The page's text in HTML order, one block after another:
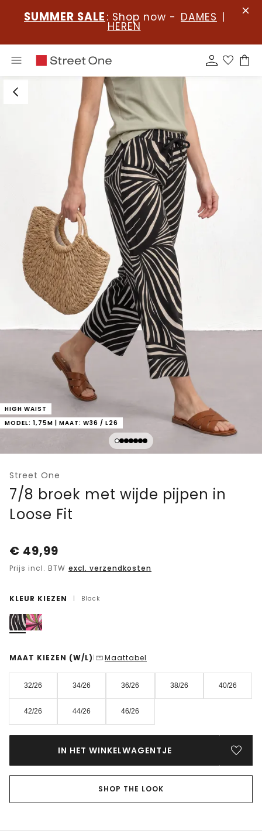
SUMMER SALE : Shop now - DAMES |
HEREN
HIGH WAIST
MODEL: 1,75M | MAAT: W36 / L26
Street One
7/8 broek met wijde pijpen in
Loose Fit
€ 49,99
Prijs incl. BTW excl. verzendkosten
KLEUR KIEZEN | Black
MAAT KIEZEN (W/L) | Maattabel
32/26 34/26 36/26 38/26 40/26
42/26 44/26 46/26
IN HET WINKELWAGENTJE
SHOP THE LOOK